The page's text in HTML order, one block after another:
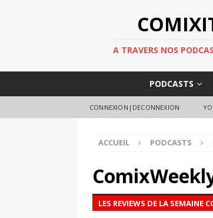
A TRAVERS NOS
PODCASTS
CONNEXION|DECONNEXION
ACCUEIL PODCASTS
LES REVIEWS DE LA SEMAINE